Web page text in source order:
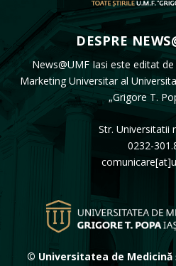
DESPRE
News@UMF Iasi este editat
Marketing Universitar al
„Grigore T.
Str. Universitatii
0232-
© Universitatea de Medicină